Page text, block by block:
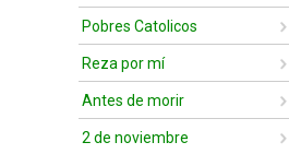
Pobres Catolicos
Reza por mí
Antes de morir
2 de noviembre